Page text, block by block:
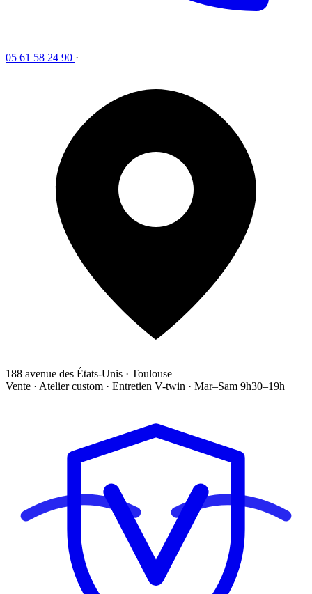
05 61 58 24 90 ·
188 avenue des États-Unis · Toulouse
Vente · Atelier custom · Entretien V-twin · Mar–Sam 9h30–19h